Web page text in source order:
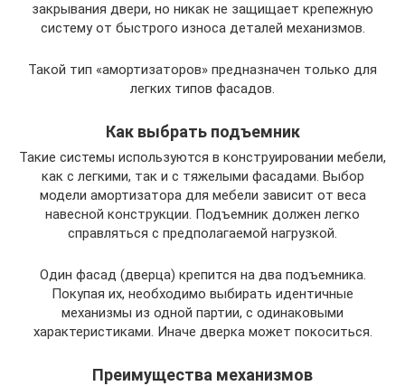
закрывания двери, но никак не защищает крепежную
систему от быстрого износа деталей механизмов.
Такой тип «амортизаторов» предназначен только для
легких типов фасадов.
Как выбрать подъемник
Такие системы используются в конструировании мебели,
как с легкими, так и с тяжелыми фасадами. Выбор
модели амортизатора для мебели зависит от веса
навесной конструкции. Подъемник должен легко
справляться с предполагаемой нагрузкой.
Один фасад (дверца) крепится на два подъемника.
Покупая их, необходимо выбирать идентичные
механизмы из одной партии, с одинаковыми
характеристиками. Иначе дверка может покоситься.
Преимущества механизмов